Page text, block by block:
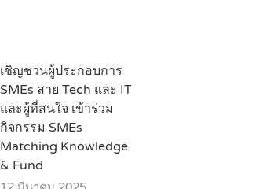
เชิญชวนผู้ประกอบการ
SMEs สาย Tech และ IT
และผู้ที่สนใจ เข้าร่วม
กิจกรรม SMEs
Matching Knowledge
& Fund